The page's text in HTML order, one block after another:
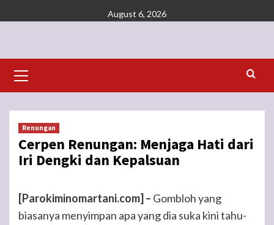
to
August 6, 2026
Menu
Renungan
Cerpen Renungan: Menjaga Hati dari
Iri Dengki dan Kepalsuan
[Parokiminomartani.com] – Gombloh yang
biasanya menyimpan apa yang dia suka kini tahu-